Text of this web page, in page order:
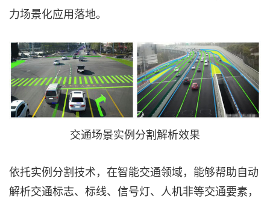
力场景化应用落地。
交通场景实例分割解析效果
依托实例分割技术，在智能交通领域，能够帮助自动
解析交通标志、标线、信号灯、人机非等交通要素，